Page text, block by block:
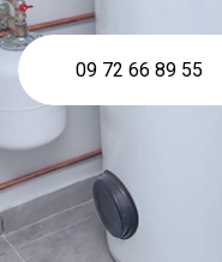
09 72 66 89 55